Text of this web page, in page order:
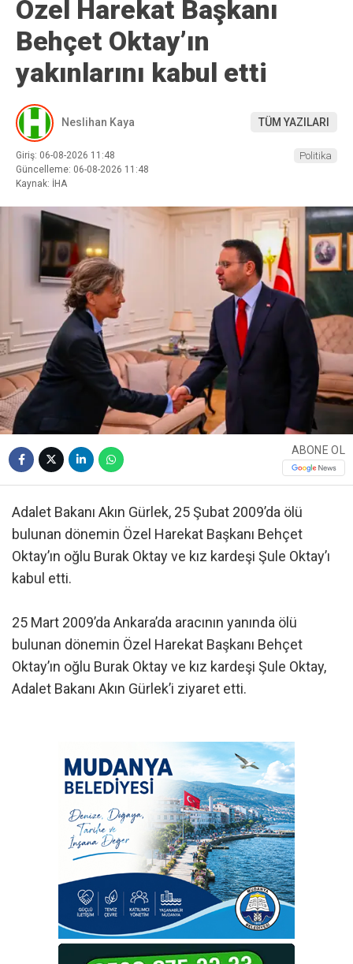
Özel Harekat Başkanı
Behçet Oktay’ın
yakınlarını kabul etti
Neslihan Kaya TÜM YAZILARI
Giriş: 06-08-2026 11:48
Güncelleme: 06-08-2026 11:48
Kaynak: İHA
Politika
ABONE OL
Adalet Bakanı Akın Gürlek, 25 Şubat 2009’da ölü
bulunan dönemin Özel Harekat Başkanı Behçet
Oktay’ın oğlu Burak Oktay ve kız kardeşi Şule Oktay’ı
kabul etti.
25 Mart 2009’da Ankara’da aracının yanında ölü
bulunan dönemin Özel Harekat Başkanı Behçet
Oktay’ın oğlu Burak Oktay ve kız kardeşi Şule Oktay,
Adalet Bakanı Akın Gürlek’i ziyaret etti.